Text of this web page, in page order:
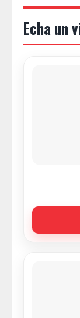
Echa un